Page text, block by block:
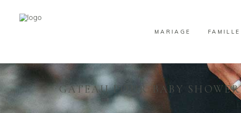
MARIAGE FAMILLE
GÂTEAU POUR BABY SHOWER